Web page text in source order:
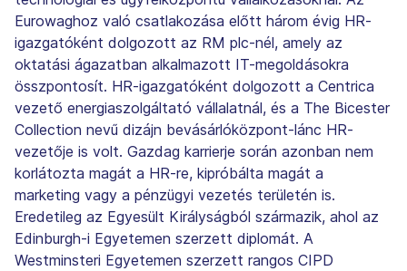
Eurowaghoz való csatlakozása előtt három évig HR-
igazgatóként dolgozott az RM plc-nél, amely az
oktatási ágazatban alkalmazott IT-megoldásokra
összpontosít. HR-igazgatóként dolgozott a Centrica
vezető energiaszolgáltató vállalatnál, és a The Bicester
Collection nevű dizájn bevásárlóközpont-lánc HR-
vezetője is volt. Gazdag karrierje során azonban nem
korlátozta magát a HR-re, kipróbálta magát a
marketing vagy a pénzügyi vezetés területén is.
Eredetileg az Egyesült Királyságból származik, ahol az
Edinburgh-i Egyetemen szerzett diplomát. A
Westminsteri Egyetemen szerzett rangos CIPD